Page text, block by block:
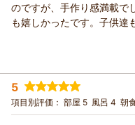
のですが、手作り感満載で
も嬉しかったです。子供達
投稿者： アンパンマンさん(女
宿泊プラン： 【いわみ★旅】【
朝・夕
宿泊価格帯： 7,001～8,000円(
5
項目別評価： 部屋 5 風呂 4 朝